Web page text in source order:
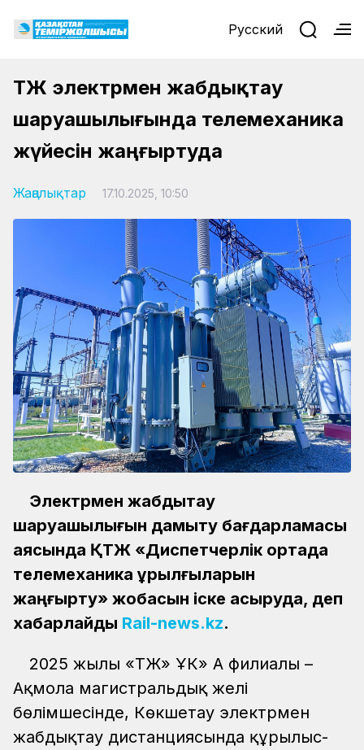
Русский
ҚТЖ электрмен жабдықтау
шаруашылығында телемеханика
жүйесін жаңғыртуда
Жаңалықтар 17.10.2025, 10:50
Электрмен жабдықтау
шаруашылығын дамыту бағдарламасы
аясында ҚТЖ «Диспетчерлік ортада
телемеханика құрылғыларын
жаңғырту» жобасын іске асыруда, деп
хабарлайды Rail-news.kz.
2025 жылы «ҚТЖ» ҰК» АҚ филиалы –
Ақмола магистральдық желі
бөлімшесінде, Көкшетау электрмен
жабдықтау дистанциясында құрылыс-